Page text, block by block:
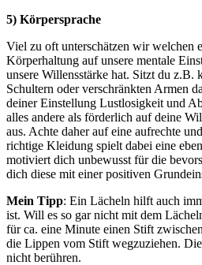
5) Körpersprache
Viel zu oft unterschätzen wir welchen
Körperhaltung auf unsere mentale
unsere Willensstärke hat. Sitzt du z.B.
Schultern oder verschränkten Armen
deiner Einstellung Lustlosigkeit und
alles andere als förderlich auf deine
aus. Achte daher auf eine aufrechte
richtige Kleidung spielt dabei eine
motiviert dich unbewusst für die
dich diese mit einer positiven
Mein Tipp: Ein Lächeln hilft auch
ist. Will es so gar nicht mit dem
für ca. eine Minute einen Stift
die Lippen vom Stift wegzuziehen.
nicht berühren.